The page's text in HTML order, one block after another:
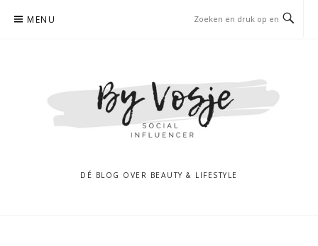
MENU
DÉ BLOG OVER BEAUTY & LIFESTYLE